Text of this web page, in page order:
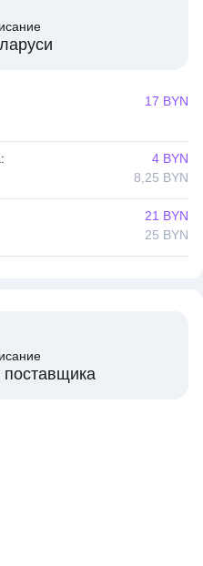
17 BYN
4 BYN
8,25 BYN
21 BYN
25 BYN